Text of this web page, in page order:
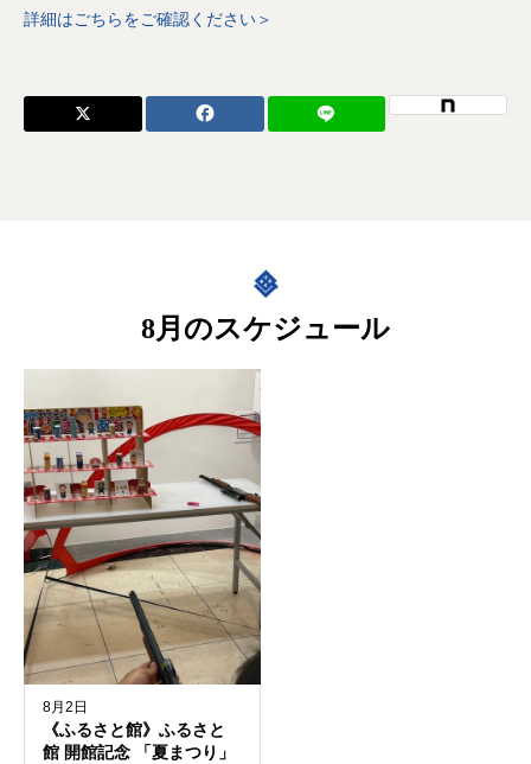
詳細はごちらをご確認ください＞
8月のスケジュール
8月2日
《ふるさと館》ふるさと
館 開館記念 「夏まつり」